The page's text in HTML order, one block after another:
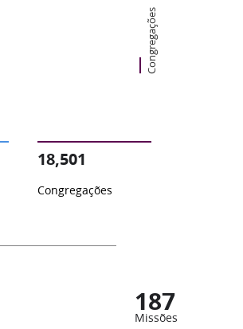
Congregações
18,501
Congregações
187
Missões